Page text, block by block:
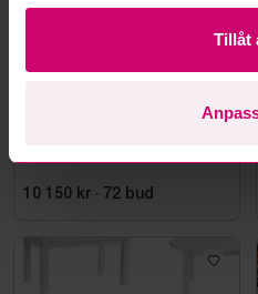
Tillåt
19h 58m
10 150 kr · 72 bud